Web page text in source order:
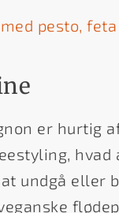
pesto, feta
er hurtig
undgå eller